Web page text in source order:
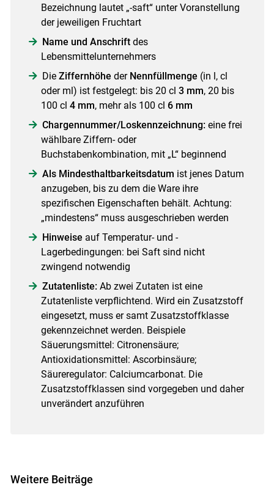
Bezeichnung lautet „-saft“ unter Voranstellung
der jeweiligen Fruchtart
Name und Anschriftdes
Lebensmittelunternehmers
Die Ziffernhöhe der Nennfüllmenge (in l, cl
oder ml) ist festgelegt: bis 20 cl 3 mm, 20 bis
100 cl 4 mm, mehr als 100 cl 6 mm
Chargennummer/Loskennzeichnung: eine frei
wählbare Ziffern- oder
Buchstabenkombination, mit „L“ beginnend
Als Mindesthaltbarkeitsdatum ist jenes Datum
anzugeben, bis zu dem die Ware ihre
spezifischen Eigenschaften behält. Achtung:
„mindestens“ muss ausgeschrieben werden
Hinweise auf Temperatur- und ­
Lagerbedingungen: bei Saft sind nicht
zwingend notwendig
Zutatenliste: Ab zwei Zutaten ist eine
Zutatenliste verpflichtend. Wird ein Zusatzstoff
eingesetzt, muss er samt Zusatzstoffklasse
gekennzeichnet werden. Beispiele
Säuerungsmittel: Citronensäure;
Antioxidationsmittel: Ascorbinsäure;
Säureregulator: Calciumcarbonat. Die
Zusatzstoffklassen sind vorgegeben und daher
unverändert anzuführen
Weitere Beiträge